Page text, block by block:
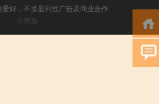
好，不接盈利性广告及商业合作
小男孩